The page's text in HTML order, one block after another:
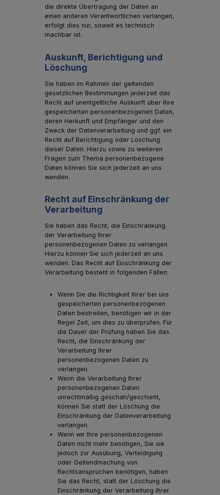
die direkte Übertragung der Daten an
einen anderen Verantwortlichen verlangen,
erfolgt dies nur, soweit es technisch
machbar ist.
Auskunft, Berichtigung und
Löschung
Sie haben im Rahmen der geltenden
gesetzlichen Bestimmungen jederzeit das
Recht auf unentgeltliche Auskunft über Ihre
gespeicherten personenbezogenen Daten,
deren Herkunft und Empfänger und den
Zweck der Datenverarbeitung und ggf. ein
Recht auf Berichtigung oder Löschung
dieser Daten. Hierzu sowie zu weiteren
Fragen zum Thema personenbezogene
Daten können Sie sich jederzeit an uns
wenden.
Recht auf Einschränkung der
Verarbeitung
Sie haben das Recht, die Einschränkung
der Verarbeitung Ihrer
personenbezogenen Daten zu verlangen.
Hierzu können Sie sich jederzeit an uns
wenden. Das Recht auf Einschränkung der
Verarbeitung besteht in folgenden Fällen:
Wenn Sie die Richtigkeit Ihrer bei uns
gespeicherten personenbezogenen
Daten bestreiten, benötigen wir in der
Regel Zeit, um dies zu überprüfen. Für
die Dauer der Prüfung haben Sie das
Recht, die Einschränkung der
Verarbeitung Ihrer
personenbezogenen Daten zu
verlangen.
Wenn die Verarbeitung Ihrer
personenbezogenen Daten
unrechtmäßig geschah/geschieht,
können Sie statt der Löschung die
Einschränkung der Datenverarbeitung
verlangen.
Wenn wir Ihre personenbezogenen
Daten nicht mehr benötigen, Sie sie
jedoch zur Ausübung, Verteidigung
oder Geltendmachung von
Rechtsansprüchen benötigen, haben
Sie das Recht, statt der Löschung die
Einschränkung der Verarbeitung Ihrer